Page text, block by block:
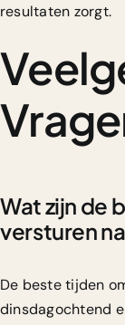
resultaten zorgt.
Wat zijn de
versturen
De beste tijden
dinsdagochtend